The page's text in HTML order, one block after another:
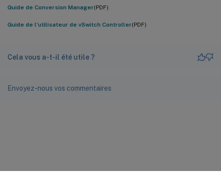
Guide de Conversion Manager(PDF)
Guide de l’utilisateur de vSwitch Controller(PDF)
Cela vous a-t-il été utile ?
Envoyez-nous vos commentaires